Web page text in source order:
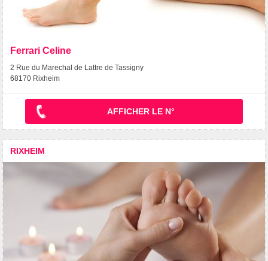
Ferrari Celine
2 Rue du Marechal de Lattre de Tassigny
68170 Rixheim
AFFICHER LE N°
RIXHEIM